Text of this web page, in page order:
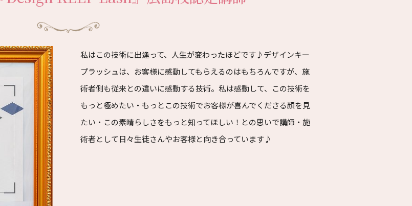
私はこの技術に出逢って、人生が変わったほどです♪デザインキー
プラッシュは、お客様に感動してもらえるのはもちろんですが、施
術者側も従来との違いに感動する技術。私は感動して、この技術を
もっと極めたい・もっとこの技術でお客様が喜んでくださる顔を見
たい・この素晴らしさをもっと知ってほしい！との思いで講師・施
術者として日々生徒さんやお客様と向き合っています♪